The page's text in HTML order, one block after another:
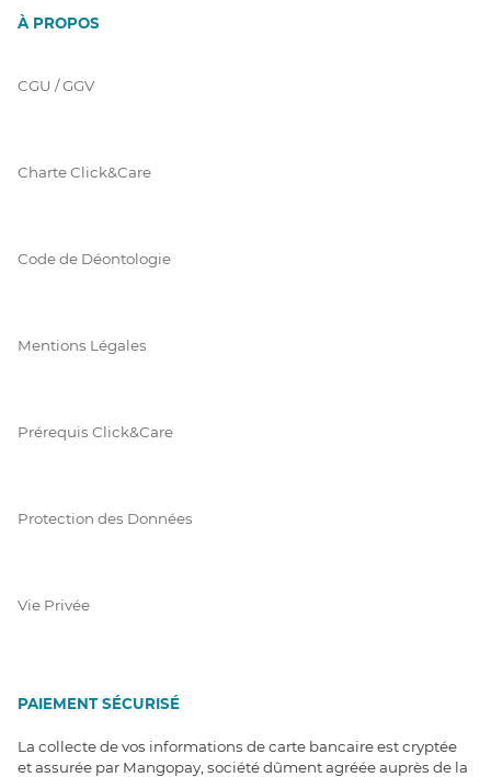
À PROPOS
CGU / GGV
Charte Click&Care
Code de Déontologie
Mentions Légales
Prérequis Click&Care
Protection des Données
Vie Privée
PAIEMENT SÉCURISÉ
La collecte de vos informations de carte bancaire est cryptée
et assurée par Mangopay, société dûment agréée auprès de la